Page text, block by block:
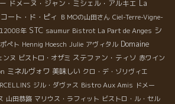
ドメーヌ・ジャン・ミシェル・アルキエ La
コート・ド・ピィ ＢＭОの山田さん Ciel-Terre-Vigne-
2008年 STC saumur Bistrot La Part de Anges シ
ぺト Hennig Hoesch Julie アヴィタル Domaine
ンヌ ビストロ・オザミ ステファン・ティソ 赤ワイン
ミネルヴォワ 美味しい クロ・デ・ゾリヴィエ
ジル・ダヴァス Bistro Aux Amis ドメー
山田恭路 マリウス・ラフィット ビストロ・ル・セル